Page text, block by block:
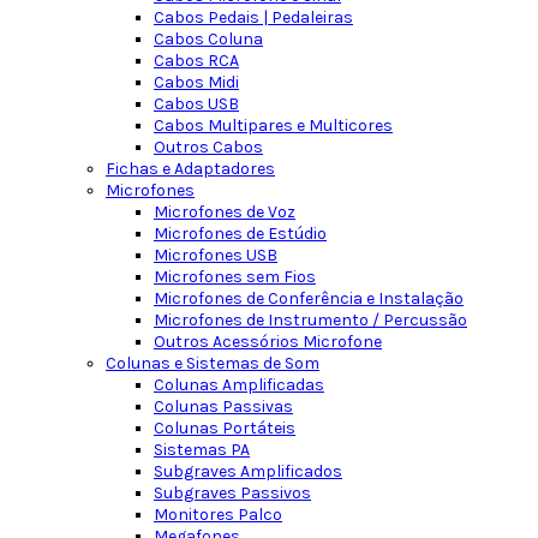
Cabos Pedais | Pedaleiras
Cabos Coluna
Cabos RCA
Cabos Midi
Cabos USB
Cabos Multipares e Multicores
Outros Cabos
Fichas e Adaptadores
Microfones
Microfones de Voz
Microfones de Estúdio
Microfones USB
Microfones sem Fios
Microfones de Conferência e Instalação
Microfones de Instrumento / Percussão
Outros Acessórios Microfone
Colunas e Sistemas de Som
Colunas Amplificadas
Colunas Passivas
Colunas Portáteis
Sistemas PA
Subgraves Amplificados
Subgraves Passivos
Monitores Palco